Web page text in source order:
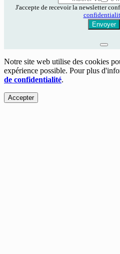
J'accepte de recevoir la newsletter
Envoyer
Notre site web utilise des cookies
expérience possible. Pour plus
de confidentialité.
Accepter